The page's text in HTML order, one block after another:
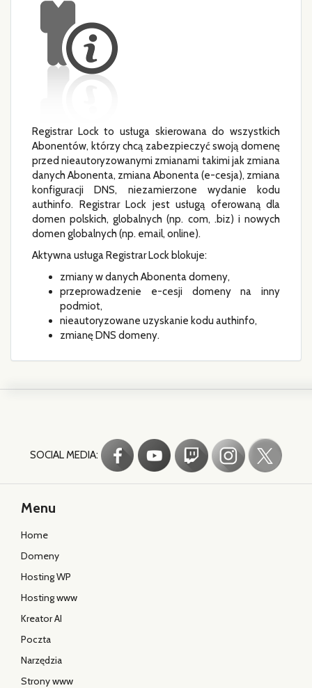
Registrar Lock to usługa skierowana do wszystkich
Abonentów, którzy chcą zabezpieczyć swoją domenę
przed nieautoryzowanymi zmianami takimi jak zmiana
danych Abonenta, zmiana Abonenta (e-cesja), zmiana
konfiguracji DNS, niezamierzone wydanie kodu
authinfo. Registrar Lock jest usługą oferowaną dla
domen polskich, globalnych (np. com, .biz) i nowych
domen globalnych (np. email, online).
Aktywna usługa Registrar Lock blokuje:
zmiany w danych Abonenta domeny,
przeprowadzenie e-cesji domeny na inny
podmiot,
nieautoryzowane uzyskanie kodu authinfo,
zmianę DNS domeny.
SOCIAL MEDIA:
Menu
Home
Domeny
Hosting WP
Hosting www
Kreator AI
Poczta
Narzędzia
Strony www